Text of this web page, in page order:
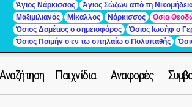
Άγιος Νάρκισσος Άγιος Σώζων από τη
Μαξιμιλιανός
Μίκαλλος Νάρκισσος
Οσία
Όσιος Δομέτιος ο σημειοφόρος
Όσιος Ιωσὴφ ο
Όσιος Ποιμήν ο εν τω σπηλαίω ο Πολυπαθής
Αναζήτηση Παιχνίδια Αναφορές